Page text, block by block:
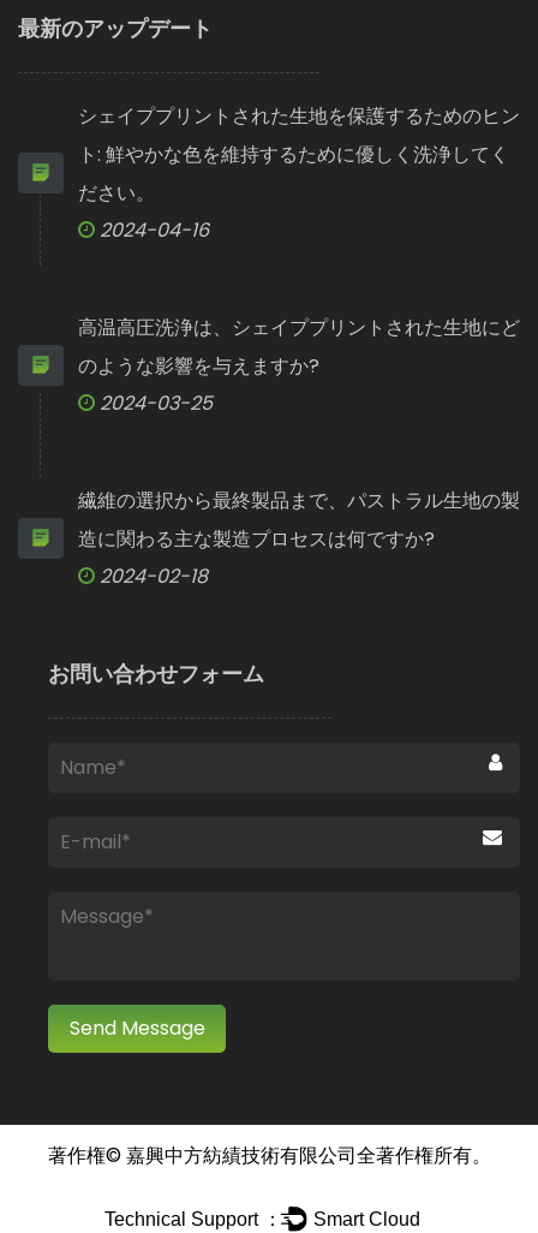
最新のアップデート
シェイププリントされた生地を保護するためのヒン
ト: 鮮やかな色を維持するために優しく洗浄してく
ださい。
2024-04-16
高温高圧洗浄は、シェイププリントされた生地にど
のような影響を与えますか?
2024-03-25
繊維の選択から最終製品まで、パストラル生地の製
造に関わる主な製造プロセスは何ですか?
2024-02-18
お問い合わせフォーム
著作権©嘉興中方紡績技術有限公司全著作権所有。
Technical Support ： Smart Cloud